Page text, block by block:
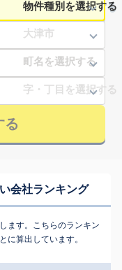
る
会社ランキング
ます。こちらのランキン
に算出しています。